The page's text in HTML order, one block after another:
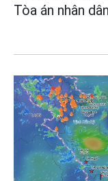
Tòa án nhân